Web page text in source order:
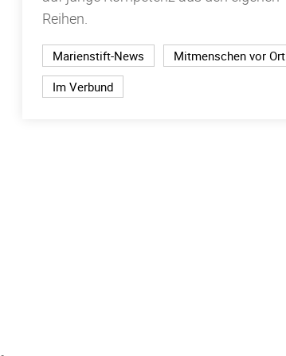
Reihen.
Marienstift-News
Mitmenschen vor Ort
Im Verbund